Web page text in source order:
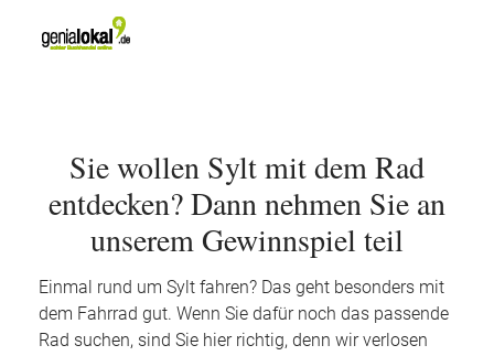
Sie wollen Sylt mit dem Rad
entdecken? Dann nehmen Sie an
unserem Gewinnspiel teil
Einmal rund um Sylt fahren? Das geht besonders mit
dem Fahrrad gut. Wenn Sie dafür noch das passende
Rad suchen, sind Sie hier richtig, denn wir verlosen